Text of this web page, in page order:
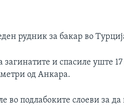
рудник за бакар во
и спасиле уште
од Анкара.
во подлабоките слоеви за да